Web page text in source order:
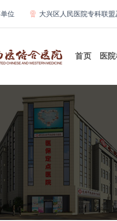
大兴区人民医院专科联盟及
首页 医